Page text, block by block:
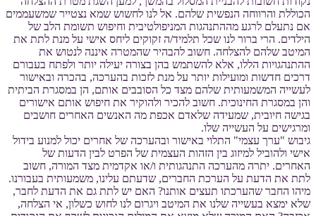
הכוללת והרווחה הנפשית שלהם. אל לנו לחשוש שמא נצטייר שמשעממים
אם נתעלם לרגע מההתנהגות המניפולטיבית וחיפוש תשומת הלב של
הילדים. הרי ברור לנו שכל תלמיד/ה זקוקים ליחס אישי על מנת לתת את
המיטב שלהם להצלחה. חשוב להבהיר שהמטרה איננה לנטוש את
ההתנהגויות הללו, אלא להשתמש בהן בצורה יעילה יותר ולפתח בעבורם
דרכים חדשות ומועילות יותר על מנת לזכות בהערכה, בהכרה ובאישור
לעשייה המשמעותית שלהם מצד כל הסובבים אותם, הן במסגרת הביתית
והן במסגרת החינוכית. חשוב להכיר ולהוקיר את חיפוש אותם אישורים
בגישה חיובית, שמעידה שלאדם אכפת מה האנשים האחרים חושבים
ומרגישים על העשייה שלו.
גיבוש "ערך עצמי" התלוי באישור ובהערכה של אחרים יכול למנוע בידול
אישי ולהוביל למיזוג בין הזהות העצמית של הפרט לבין הדעות של
האחרים. יתרה מהערכה התנהגותית ו/או אקדמית מצד המורה, חשוב
לתת את הדעת על הערכת החברים, שדעתם עלינו, משמעותית בעבורנו.
מיהו החבר שהערכתו תעצים אותנו? האם יש לתת גם את הדעת לחבר,
שלא ימצא בעשייה שלנו את המיטב ויגרום לנו לחוש כשלון, אי הצלחה,